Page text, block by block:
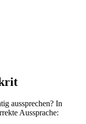
aussprechen? In
Aussprache: